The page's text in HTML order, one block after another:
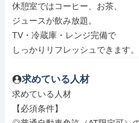
休憩室ではコーヒー、お茶、
ジュースが飲み放題。
TV・冷蔵庫・レンジ完備で
しっかりリフレッシュできます。
求めている人材
求めている人材
【必須条件】